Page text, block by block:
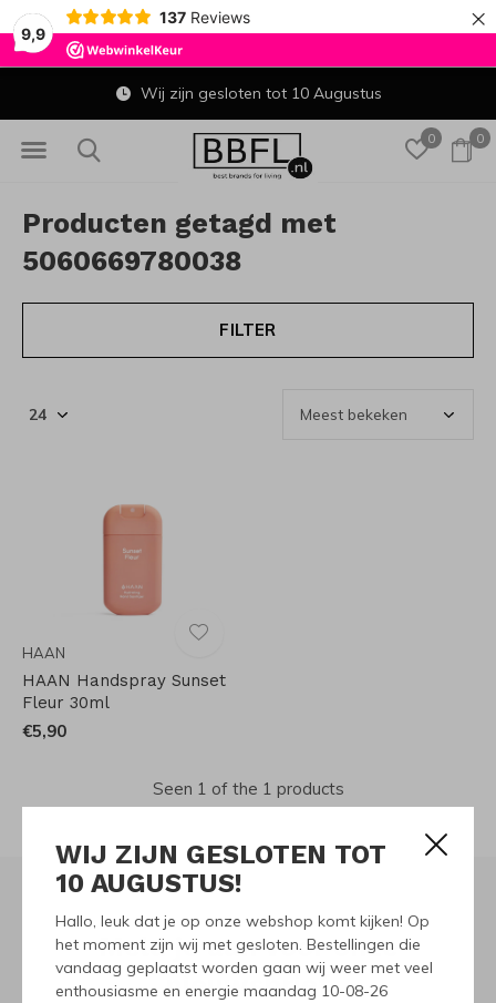
9,9
137 Reviews ×
WIJ ZIJN GESLOTEN TOT
10 AUGUSTUS!
Hallo, leuk dat je op onze webshop komt kijken! Op
het moment zijn wij met gesloten. Bestellingen die
vandaag geplaatst worden gaan wij weer met veel
enthousiasme en energie maandag 10-08-26
0 0
Wij zijn gesloten tot 10 Augustus
Producten getagd met
5060669780038
FILTER
HAAN
HAAN Handspray Sunset
Fleur 30ml
€5,90
Seen 1 of the 1 products
Meld je aan voor onze
nieuwsbrief